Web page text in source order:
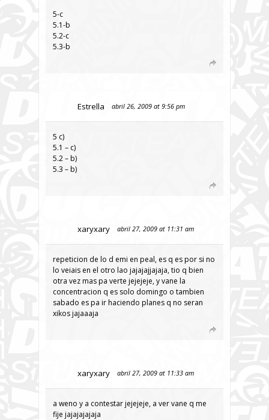
5-c
5.1-b
5.2-c
5.3-b
Estrella abril 26, 2009 at 9:56 pm
5 c)
5.1 – c)
5.2 – b)
5.3 – b)
xaryxary abril 27, 2009 at 11:31 am
repeticion de lo d emi en peal, es q es por si no
lo veiais en el otro lao jajajajjajaja, tio q bien
otra vez mas pa verte jejejeje, y vane la
concentracion q es solo domingo o tambien
sabado es pa ir haciendo planes q no seran
xikos jajaaaja
xaryxary abril 27, 2009 at 11:33 am
a weno y a contestar jejejeje, a ver vane q me
fije jajajajajaja